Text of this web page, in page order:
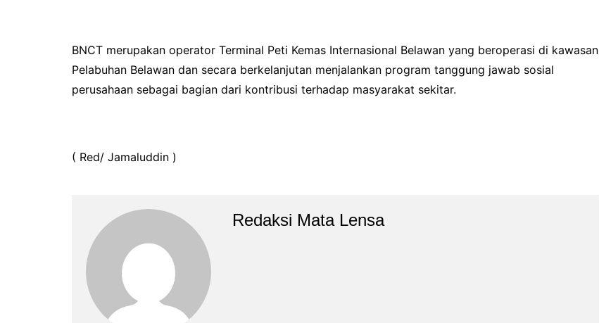
BNCT merupakan operator Terminal Peti Kemas Internasional Belawan yang beroperasi di kawasan
Pelabuhan Belawan dan secara berkelanjutan menjalankan program tanggung jawab sosial
perusahaan sebagai bagian dari kontribusi terhadap masyarakat sekitar.
( Red/ Jamaluddin )
Redaksi Mata Lensa